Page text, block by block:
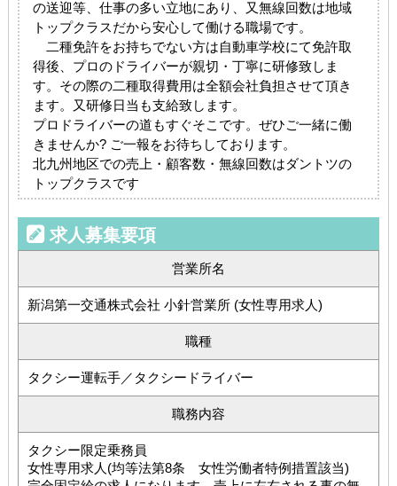
の送迎等、仕事の多い立地にあり、又無線回数は地域
トップクラスだから安心して働ける職場です。
二種免許をお持ちでない方は自動車学校にて免許取
得後、プロのドライバーが親切・丁寧に研修致しま
す。その際の二種取得費用は全額会社負担させて頂き
ます。又研修日当も支給致します。
プロドライバーの道もすぐそこです。ぜひご一緒に働
きませんか? ご一報をお待ちしております。
北九州地区での売上・顧客数・無線回数はダントツの
トップクラスです
求人募集要項
営業所名
新潟第一交通株式会社 小針営業所 (女性専用求人)
職種
タクシー運転手／タクシードライバー
職務内容
タクシー限定乗務員
女性専用求人(均等法第8条 女性労働者特例措置該当)